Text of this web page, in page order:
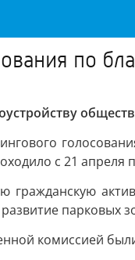
по
с 21
парковых
комиссией